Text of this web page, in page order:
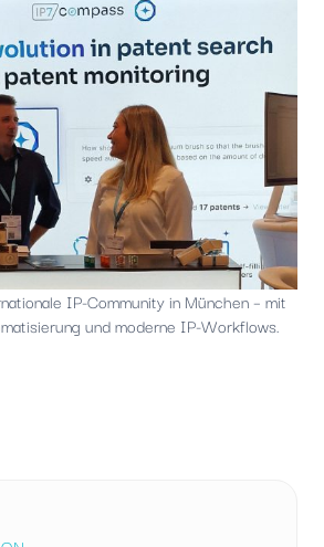
IP-Community in München – mit
und moderne IP-Workflows.